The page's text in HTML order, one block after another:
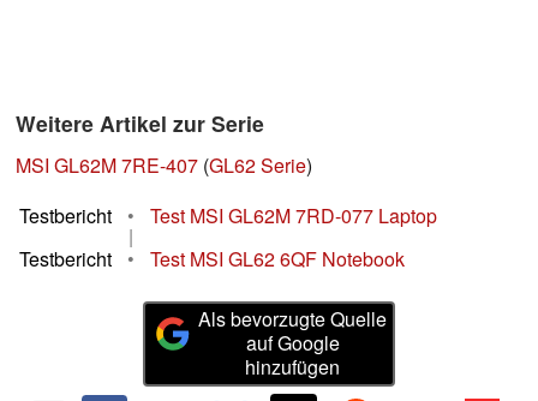
Weitere Artikel zur Serie
MSI GL62M 7RE-407 (GL62 Serie)
Testbericht
• Test MSI GL62M 7RD-077 Laptop
|
Testbericht
• Test MSI GL62 6QF Notebook
Als bevorzugte Quelle
auf Google
hinzufügen